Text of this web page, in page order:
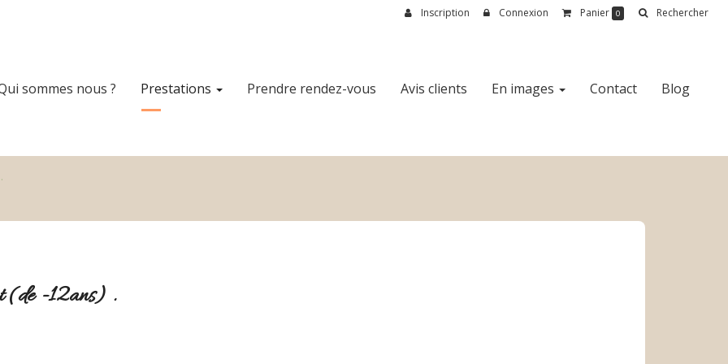
sommes nous ? Prestations Prendre rendez-vous Avis clients En images Contact Blog
(de -12ans) .
Inscription Connexion Panier 0 Rechercher